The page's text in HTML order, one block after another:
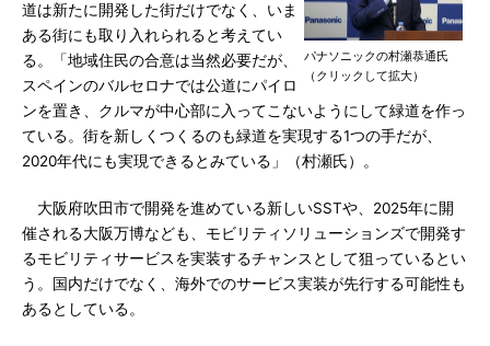
パナソニックの村瀬恭通氏
（クリックして拡大）
道は新たに開発した街だけでなく、いま
ある街にも取り入れられると考えてい
る。「地域住民の合意は当然必要だが、
スペインのバルセロナでは公道にパイロ
ンを置き、クルマが中心部に入ってこないようにして緑道を作っ
ている。街を新しくつくるのも緑道を実現する1つの手だが、
2020年代にも実現できるとみている」（村瀬氏）。
大阪府吹田市で開発を進めている新しいSSTや、2025年に開
催される大阪万博なども、モビリティソリューションズで開発す
るモビリティサービスを実装するチャンスとして狙っているとい
う。国内だけでなく、海外でのサービス実装が先行する可能性も
あるとしている。